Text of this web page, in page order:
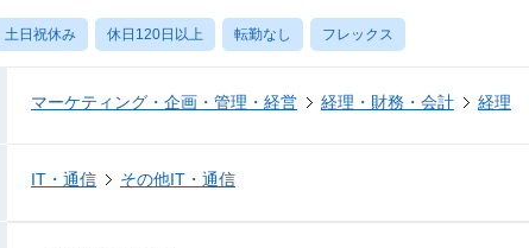
土日祝休み 休日120日以上 転勤なし フレックス
マーケティング・企画・管理・経営 経理・財務・会計 経理
IT・通信 その他IT・通信